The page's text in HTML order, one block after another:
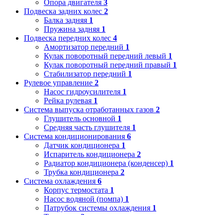
Опора двигателя 3
Подвеска задних колес 2
Балка задняя 1
Пружина задняя 1
Подвеска передних колес 4
Амортизатор передний 1
Кулак поворотный передний левый 1
Кулак поворотный передний правый 1
Стабилизатор передний 1
Рулевое управление 2
Насос гидроусилителя 1
Рейка рулевая 1
Система выпуска отработанных газов 2
Глушитель основной 1
Средняя часть глушителя 1
Система кондиционирования 6
Датчик кондиционера 1
Испаритель кондиционера 2
Радиатор кондиционера (конденсер) 1
Трубка кондиционера 2
Система охлаждения 6
Корпус термостата 1
Насос водяной (помпа) 1
Патрубок системы охлаждения 1